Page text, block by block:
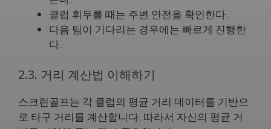
클럽 휘두를 때는 주변 안전을 확인한다.
다음 팀이 기다리는 경우에는 빠르게 진행한
다.
2.3. 거리 계산법 이해하기
스크린골프는 각 클럽의 평균 거리 데이터를 기반으
로 타구 거리를 계산합니다. 따라서 자신의 평균 거